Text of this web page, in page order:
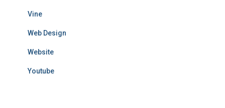
Vine
Web Design
Website
Youtube